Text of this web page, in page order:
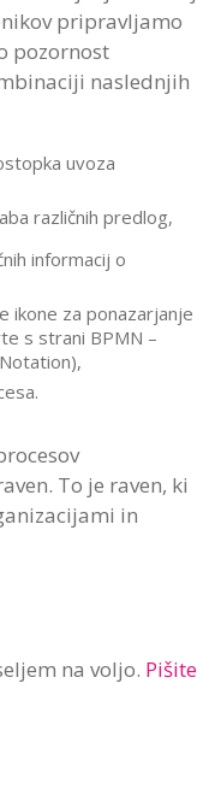
pripravljamo
pozornost
naslednjih
uvoza
različnih predlog,
informacij o
ikone za ponazarjanje
s strani BPMN –
To je raven, ki
in
na voljo. Pišite